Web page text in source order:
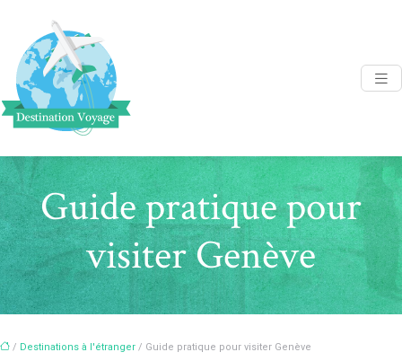
Guide pratique pour
visiter Genève
/ Destinations à l'étranger / Guide pratique pour visiter Genève